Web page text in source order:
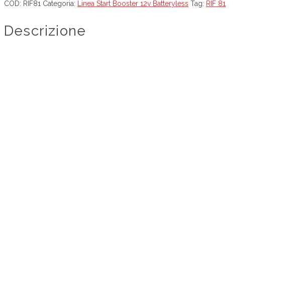
COD: RIF81 Categoria: Linea Start Booster 12v Batteryless Tag: RIF 81
Descrizione